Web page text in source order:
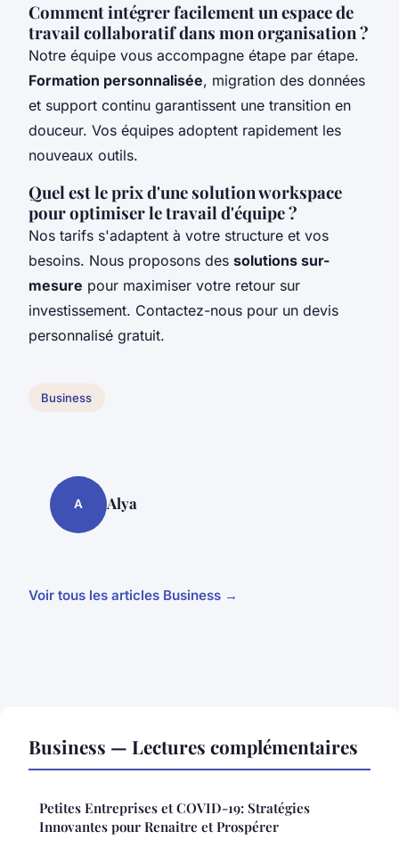
Comment intégrer facilement un espace de
travail collaboratif dans mon organisation ?
Notre équipe vous accompagne étape par étape.
Formation personnalisée, migration des données
et support continu garantissent une transition en
douceur. Vos équipes adoptent rapidement les
nouveaux outils.
Quel est le prix d'une solution workspace
pour optimiser le travail d'équipe ?
Nos tarifs s'adaptent à votre structure et vos
besoins. Nous proposons des solutions sur-
mesure pour maximiser votre retour sur
investissement. Contactez-nous pour un devis
personnalisé gratuit.
Business
A Alya
Voir tous les articles Business →
Business — Lectures complémentaires
Petites Entreprises et COVID-19: Stratégies
Innovantes pour Renaitre et Prospérer